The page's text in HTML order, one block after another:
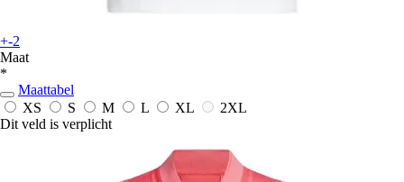
+-2
Maat
*
Maattabel
XS
S M L XL
2XL
Dit veld is verplicht